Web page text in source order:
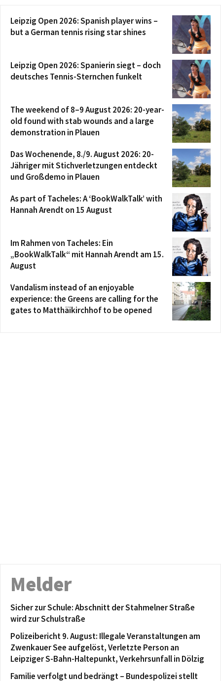
Leipzig Open 2026: Spanish player wins –
but a German tennis rising star shines
Leipzig Open 2026: Spanierin siegt – doch
deutsches Tennis-Sternchen funkelt
The weekend of 8–9 August 2026: 20-year-
old found with stab wounds and a large
demonstration in Plauen
Das Wochenende, 8./9. August 2026: 20-
Jähriger mit Stichverletzungen entdeckt
und Großdemo in Plauen
As part of Tacheles: A ‘BookWalkTalk’ with
Hannah Arendt on 15 August
Im Rahmen von Tacheles: Ein
„BookWalkTalk“ mit Hannah Arendt am 15.
August
Vandalism instead of an enjoyable
experience: the Greens are calling for the
gates to Matthäikirchhof to be opened
Melder
Sicher zur Schule: Abschnitt der Stahmelner Straße
wird zur Schulstraße
Polizeibericht 9. August: Illegale Veranstaltungen am
Zwenkauer See aufgelöst, Verletzte Person an
Leipziger S-Bahn-Haltepunkt, Verkehrsunfall in Dölzig
Familie verfolgt und bedrängt – Bundespolizei stellt